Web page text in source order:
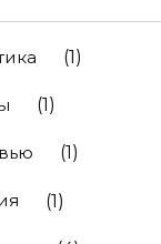
(1)
(1)
(1)
(1)